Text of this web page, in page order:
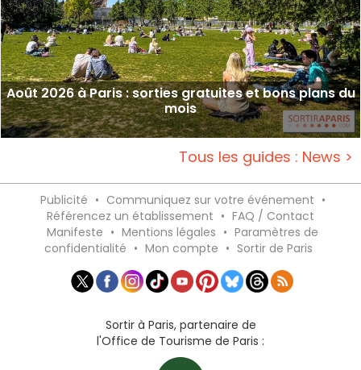
Août 2026 à Paris : sorties gratuites et bons plans du
mois
Tous les guides : News >
Publicité • Communiquez sur votre événement •
Référencez un établissement • FAQ / Contact
Manifeste • Mentions légales • Paramètres de
confidentialité • Mon compte • Sortir de Paris
Sortir à Paris, partenaire de
l'Office de Tourisme de Paris :